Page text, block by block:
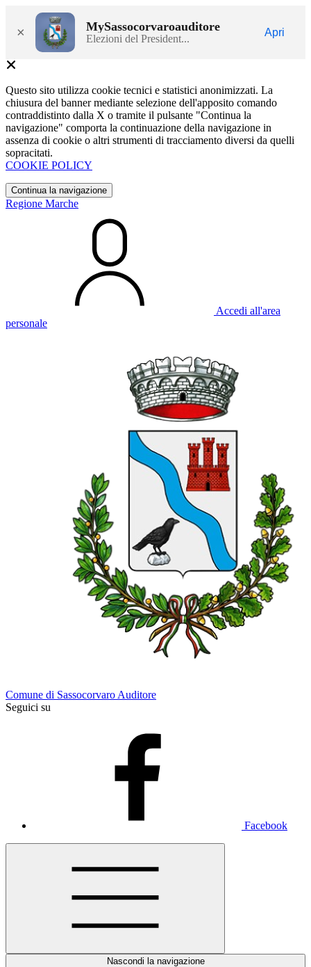
× MySassocorvaroauditore
Elezioni del President...
Apri
Questo sito utilizza cookie tecnici e statistici anonimizzati. La
chiusura del banner mediante selezione dell'apposito comando
contraddistinto dalla X o tramite il pulsante "Continua la
navigazione" comporta la continuazione della navigazione in
assenza di cookie o altri strumenti di tracciamento diversi da quelli
sopracitati.
COOKIE POLICY
Continua la navigazione
Regione Marche
Accedi all'area
personale
Comune di Sassocorvaro Auditore
Seguici su
Facebook
Nascondi la navigazione